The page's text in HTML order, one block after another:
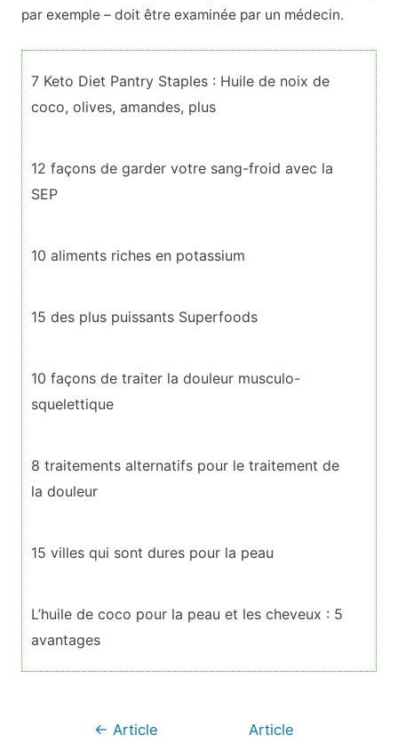
par exemple – doit être examinée par un médecin.
7 Keto Diet Pantry Staples : Huile de noix de
coco, olives, amandes, plus
12 façons de garder votre sang-froid avec la
SEP
10 aliments riches en potassium
15 des plus puissants Superfoods
10 façons de traiter la douleur musculo-
squelettique
8 traitements alternatifs pour le traitement de
la douleur
15 villes qui sont dures pour la peau
L’huile de coco pour la peau et les cheveux : 5
avantages
Navigation
← Article Article